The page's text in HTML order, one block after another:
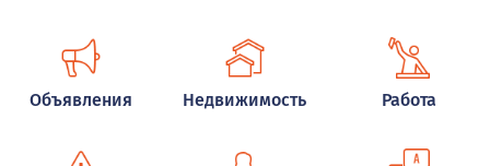
Объявления Недвижимость Работа